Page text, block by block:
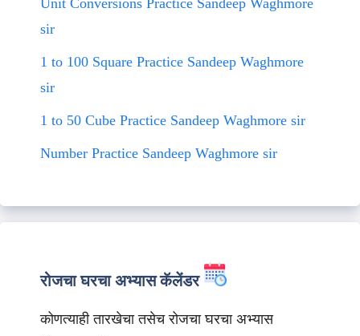
Unit Conversions Practice Sandeep Waghmore
sir
1 to 100 Square Practice Sandeep Waghmore
sir
1 to 50 Cube Practice Sandeep Waghmore sir
Number Practice Sandeep Waghmore sir
रोजचा घरचा अभ्यास कॅलेंडर
कोणत्याही तारखेचा तसेच रोजचा घरचा अभ्यास